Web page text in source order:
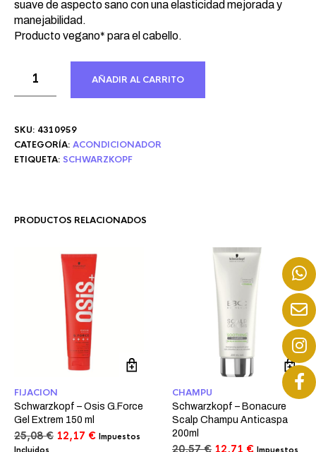
suave de aspecto sano con una elasticidad mejorada y
manejabilidad.
Producto vegano* para el cabello.
AÑADIR AL CARRITO
SKU: 4310959
CATEGORÍA: ACONDICIONADOR
ETIQUETA: SCHWARZKOPF
PRODUCTOS RELACIONADOS
FIJACION
Schwarzkopf – Osis G.Force
Gel Extrem 150 ml
25,08€ El
12,17 €ElImpuestos
CHAMPU
Schwarzkopf – Bonacure
Scalp Champu Anticaspa
200ml
20,57€ El
12,71 €El